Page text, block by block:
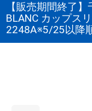
【販売期間終了
BLANC カップス
2248A※5/25以降